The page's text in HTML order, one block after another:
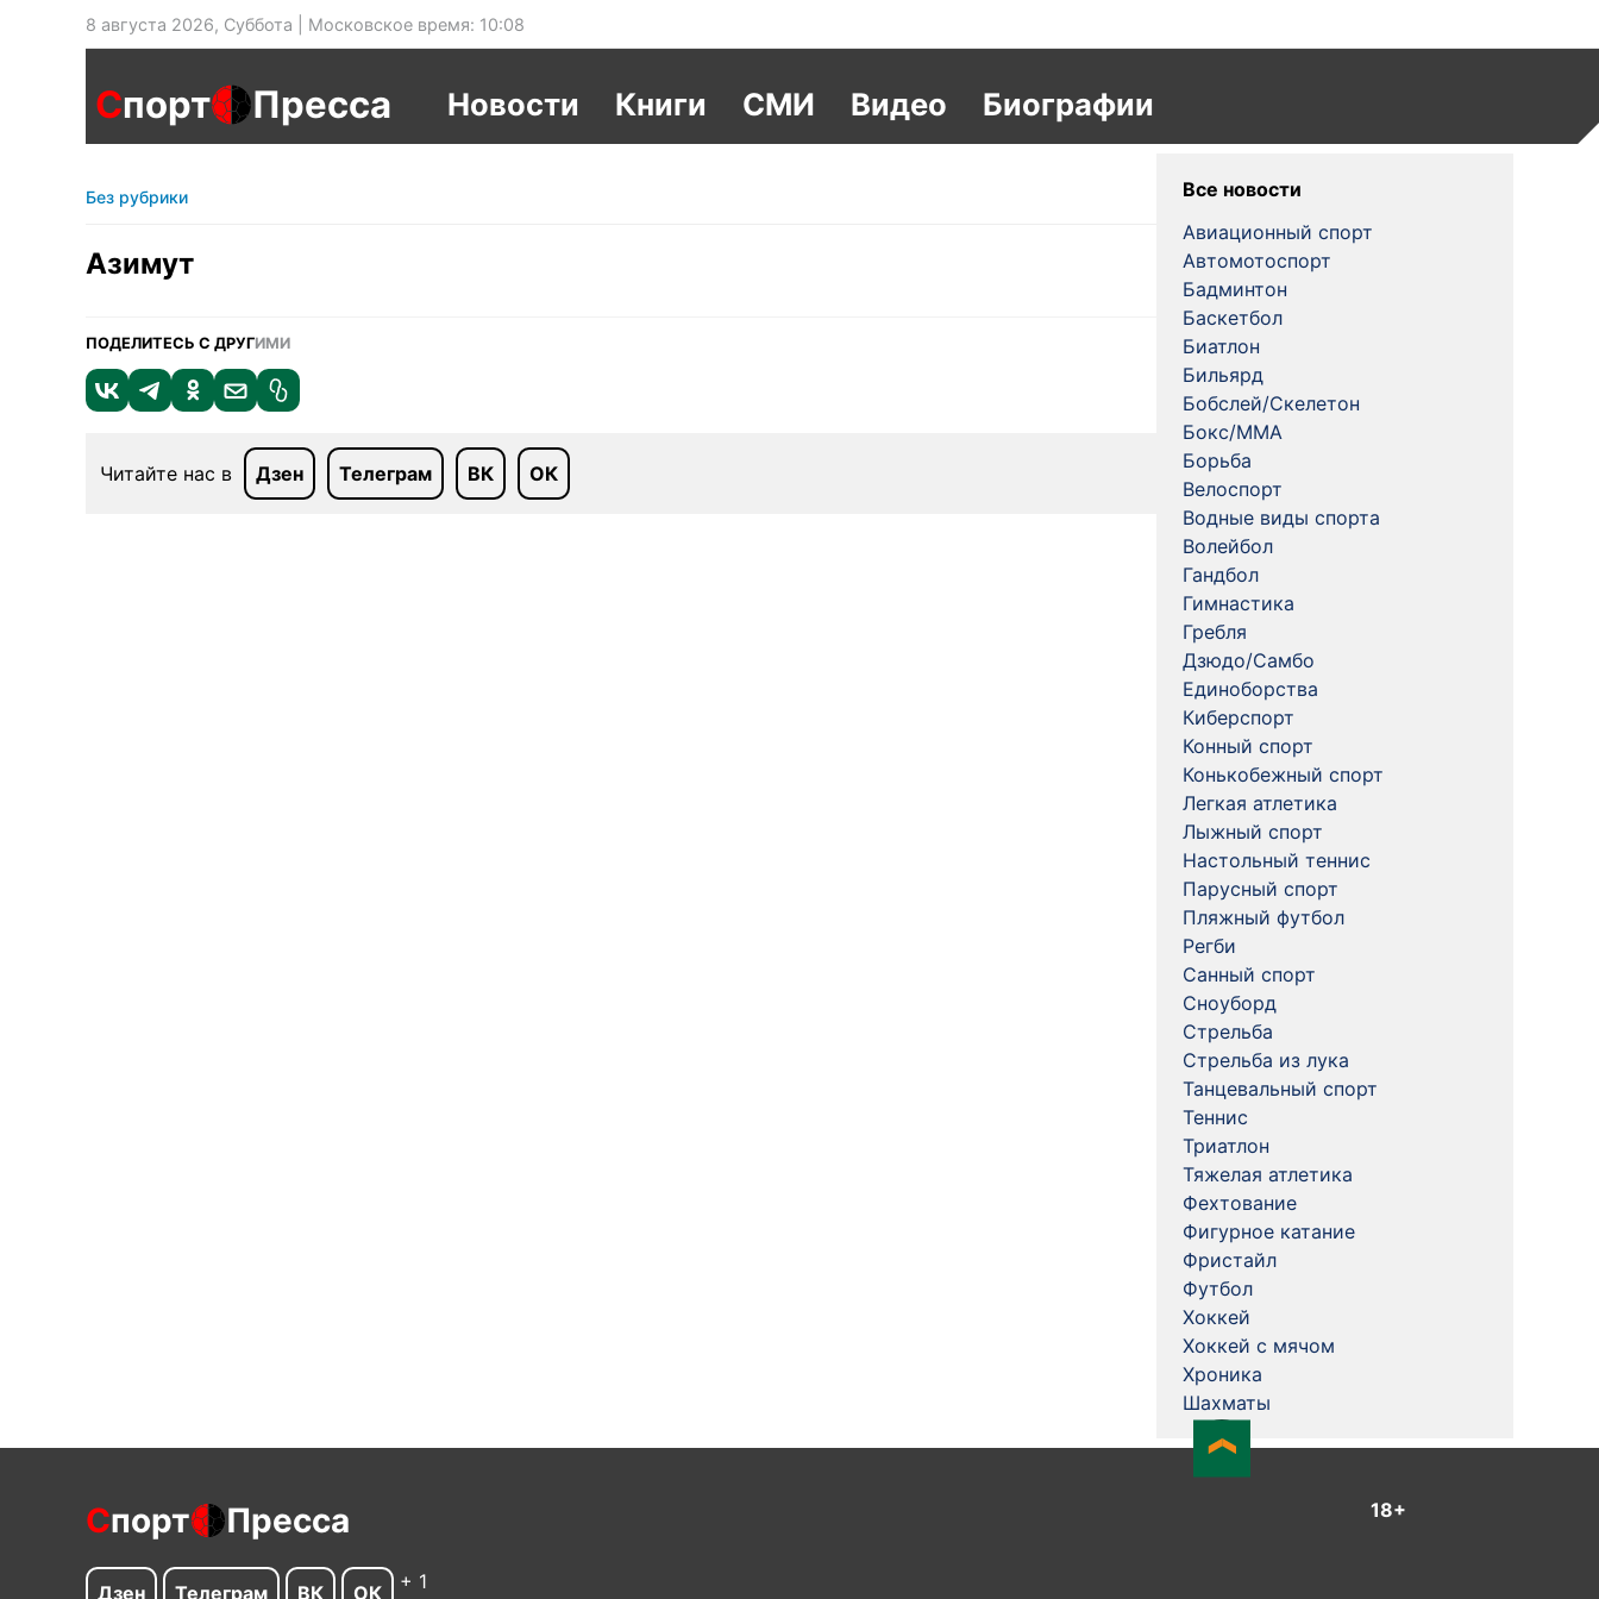
8 августа 2026, Суббота | Московское время: 10:08
Спорт Пресса Новости Книги СМИ Видео Биографии
Без рубрики
Азимут
ПОДЕЛИТЕСЬ С ДРУГИМИ
Читайте нас в Дзен Телеграм ВК ОК
Все новости
Авиационный спорт
Автомотоспорт
Бадминтон
Баскетбол
Биатлон
Бильярд
Бобслей/Скелетон
Бокс/MMA
Борьба
Велоспорт
Водные виды спорта
Волейбол
Гандбол
Гимнастика
Гребля
Дзюдо/Самбо
Единоборства
Киберспорт
Конный спорт
Конькобежный спорт
Легкая атлетика
Лыжный спорт
Настольный теннис
Парусный спорт
Пляжный футбол
Регби
Санный спорт
Сноуборд
Стрельба
Стрельба из лука
Танцевальный спорт
Теннис
Триатлон
Тяжелая атлетика
Фехтование
Фигурное катание
Фристайл
Футбол
Хоккей
Хоккей с мячом
Хроника
Шахматы
Спорт Пресса 18+
Дзен Телеграм ВК ОК + 1